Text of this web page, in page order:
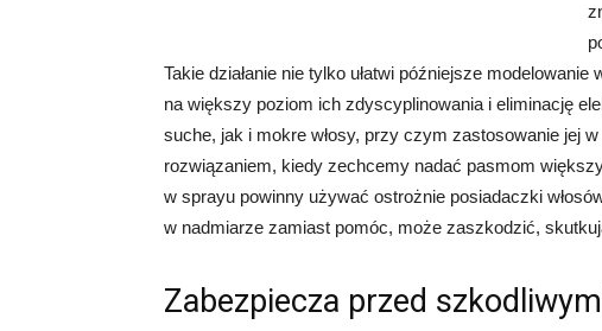
Takie działanie nie tylko ułatwi późniejsze
na większy poziom ich zdyscyplinowania i eliminację
suche, jak i mokre włosy, przy czym zastosowanie jej
rozwiązaniem, kiedy zechcemy nadać pasmom
w sprayu powinny używać ostrożnie posiadaczki
w nadmiarze zamiast pomóc, może zaszkodzić,
Zabezpiecza przed